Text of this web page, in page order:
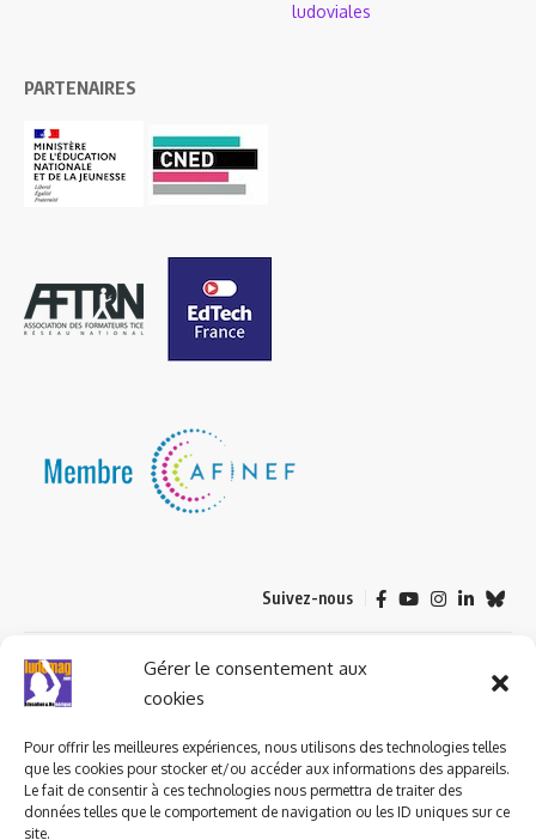
Gérer le consentement aux
cookies
Pour offrir les meilleures expériences, nous utilisons des technologies telles
que les cookies pour stocker et/ou accéder aux informations des appareils.
Le fait de consentir à ces technologies nous permettra de traiter des
données telles que le comportement de navigation ou les ID uniques sur ce
site.
ludoviales
PARTENAIRES
Suivez-nous
© 2023 ludomag.com édité et géré par WOOMEET SAS, powered by